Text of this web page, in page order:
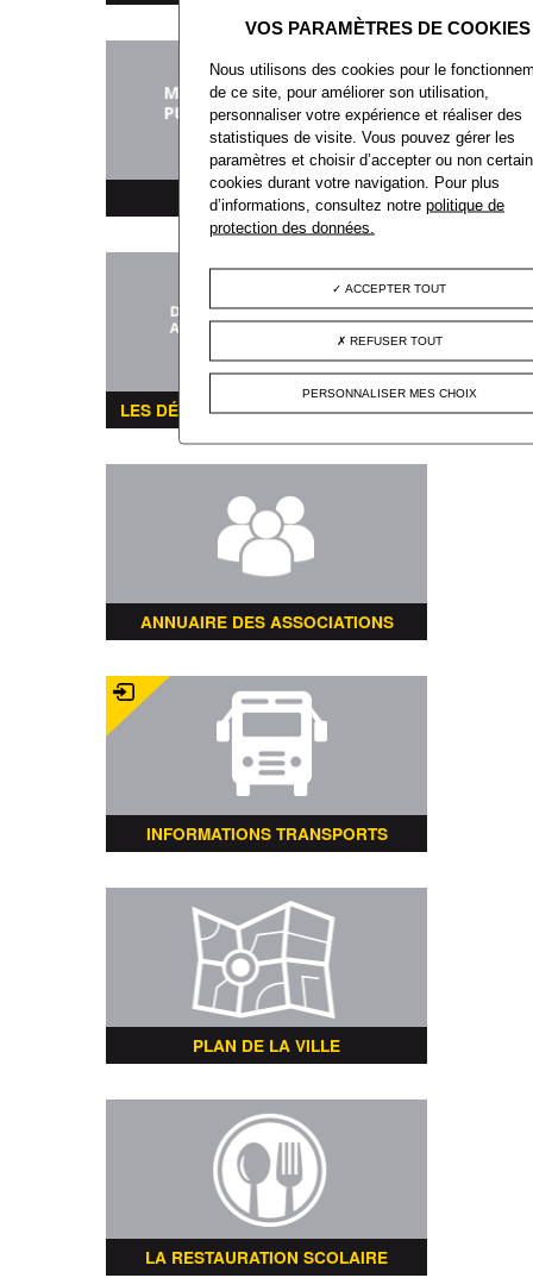
MARCHÉS PUBLICS
LES DÉMARCHES ADMINISTRATIVES
ANNUAIRE DES ASSOCIATIONS
INFORMATIONS TRANSPORTS
PLAN DE LA VILLE
LA RESTAURATION SCOLAIRE
Nous utilisons des cookies pour le
de ce site, pour améliorer son utilisation,
personnaliser votre expérience et réaliser des
statistiques de visite. Vous pouvez gérer les
paramètres et choisir d’accepter ou non
cookies durant votre navigation. Pour plus
d’informations, consultez notrepolitique de
protection des données.
ACCEPTER TOUT
REFUSER TOUT
PERSONNALISER MES CHOIX